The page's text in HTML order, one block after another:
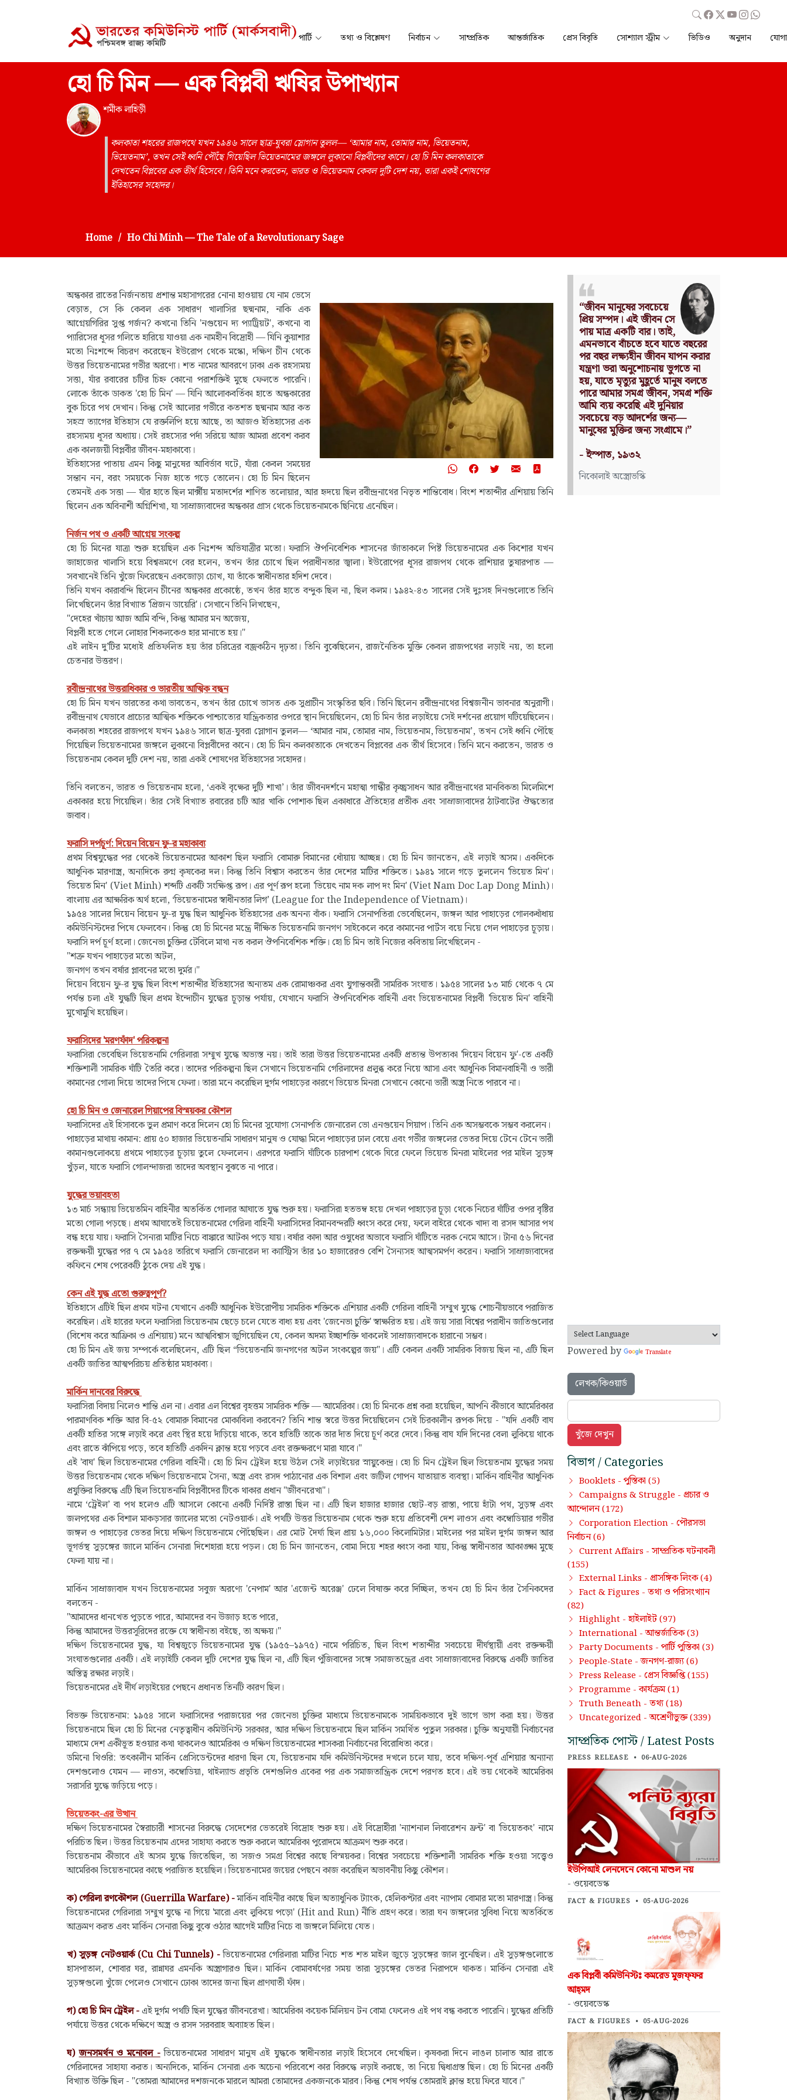
পার্টি তথ্য ও বিশ্লেষণ নির্বাচন সাম্প্রতিক আন্তর্জাতিক প্রেস বিবৃতি সোশ্যাল স্ট্রীম ভিডিও অনুদান
হো চি মিন — এক বিপ্লবী ঋষির উপাখ্যান
শমীক লাহিড়ী
কলকাতা শহরের রাজপথে যখন ১৯৪৬ সালে ছাত্র-যুবরা স্লোগান তুলল— ‘আমার নাম, তোমার নাম, ভিয়েতনাম,
ভিয়েতনাম’, তখন সেই ধ্বনি পৌঁছে গিয়েছিল ভিয়েতনামের জঙ্গলে লুকানো বিপ্লবীদের কানে। হো চি মিন কলকাতাকে
দেখতেন বিপ্লবের এক তীর্থ হিসেবে। তিনি মনে করতেন, ভারত ও ভিয়েতনাম কেবল দুটি দেশ নয়, তারা একই শোষণের
ইতিহাসের সহোদর।
Home Ho Chi Minh — The Tale of a Revolutionary Sage
অন্ধকার রাতের নির্জনতায় প্রশান্ত মহাসাগরের নোনা হাওয়ায় যে নাম ভেসে
বেড়াত, সে কি কেবল এক সাধারণ খালাসির ছদ্মনাম, নাকি এক
আগ্নেয়গিরির সুপ্ত গর্জন? কখনো তিনি 'নগুয়েন দ্য প্যাট্রিয়ট', কখনো বা
প্যারিসের ধূসর গলিতে হারিয়ে যাওয়া এক নামহীন বিদ্রোহী — যিনি কুয়াশার
মতো নিঃশব্দে বিচরণ করেছেন ইউরোপ থেকে মস্কো, দক্ষিণ চীন থেকে
উত্তর ভিয়েতনামের গভীর অরণ্যে। শত নামের আবরণে ঢাকা এক রহস্যময়
সত্তা, যাঁর রবারের চটির চিহ্ন কোনো পরাশক্তিই মুছে ফেলতে পারেনি।
লোকে তাঁকে ডাকত 'হো চি মিন' — যিনি আলোকবর্তিকা হাতে অন্ধকারের
বুক চিরে পথ দেখান। কিন্তু সেই আলোর গভীরে কতশত ছদ্মনাম আর কত
সহস্র ত্যাগের ইতিহাস যে রক্তলিপি হয়ে আছে, তা আজও ইতিহাসের এক
রহস্যময় ধূসর অধ্যায়। সেই রহস্যের পর্দা সরিয়ে আজ আমরা প্রবেশ করব
এক কালজয়ী বিপ্লবীর জীবন-মহাকাব্যে।
ইতিহাসের পাতায় এমন কিছু মানুষের আবির্ভাব ঘটে, যাঁরা কেবল সময়ের
সন্তান নন, বরং সময়কে নিজ হাতে গড়ে তোলেন। হো চি মিন ছিলেন
তেমনই এক সত্তা — যাঁর হাতে ছিল মার্ক্সীয় মতাদর্শের শাণিত তলোয়ার, আর হৃদয়ে ছিল রবীন্দ্রনাথের নিভৃত শান্তিবোধ। বিংশ শতাব্দীর এশিয়ায় তিনি
ছিলেন এক অবিনাশী অগ্নিশিখা, যা সাম্রাজ্যবাদের অন্ধকার গ্রাস থেকে ভিয়েতনামকে ছিনিয়ে এনেছিল।
নির্জন পথ ও একটি আগ্নেয় সংকল্প
হো চি মিনের যাত্রা শুরু হয়েছিল এক নিঃশব্দ অভিযাত্রীর মতো। ফরাসি ঔপনিবেশিক শাসনের জাঁতাকলে পিষ্ট ভিয়েতনামের এক কিশোর যখন
জাহাজের খালাসি হয়ে বিশ্বভ্রমণে বের হলেন, তখন তাঁর চোখে ছিল পরাধীনতার জ্বালা। ইউরোপের ধূসর রাজপথ থেকে রাশিয়ার তুষারপাত —
সবখানেই তিনি খুঁজে ফিরেছেন একজোড়া চোখ, যা তাঁকে স্বাধীনতার হদিশ দেবে।
তিনি যখন কারাবন্দি ছিলেন চীনের অন্ধকার প্রকোষ্ঠে, তখন তাঁর হাতে বন্দুক ছিল না, ছিল কলম। ১৯৪২-৪৩ সালের সেই দুঃসহ দিনগুলোতে তিনি
লিখেছিলেন তাঁর বিখ্যাত 'প্রিজন ডায়েরি'। সেখানে তিনি লিখছেন,
"দেহের খাঁচায় আজ আমি বন্দি, কিন্তু আমার মন অজেয়,
বিপ্লবী হতে গেলে লোহার শিকলকেও হার মানাতে হয়।"
এই লাইন দু’টির মধ্যেই প্রতিফলিত হয় তাঁর চরিত্রের বজ্রকঠিন দৃঢ়তা। তিনি বুঝেছিলেন, রাজনৈতিক মুক্তি কেবল রাজপথের লড়াই নয়, তা হলো
চেতনার উত্তরণ।
রবীন্দ্রনাথের উত্তরাধিকার ও ভারতীয় আত্মিক বন্ধন
হো চি মিন যখন ভারতের কথা ভাবতেন, তখন তাঁর চোখে ভাসত এক সুপ্রাচীন সংস্কৃতির ছবি। তিনি ছিলেন রবীন্দ্রনাথের বিশ্বজনীন ভাবনার অনুরাগী।
রবীন্দ্রনাথ যেভাবে প্রাচ্যের আত্মিক শক্তিকে পাশ্চাত্যের যান্ত্রিকতার ওপরে স্থান দিয়েছিলেন, হো চি মিন তাঁর লড়াইয়ে সেই দর্শনের প্রয়োগ ঘটিয়েছিলেন।
কলকাতা শহরের রাজপথে যখন ১৯৪৬ সালে ছাত্র-যুবরা স্লোগান তুলল— ‘আমার নাম, তোমার নাম, ভিয়েতনাম, ভিয়েতনাম’, তখন সেই ধ্বনি পৌঁছে
গিয়েছিল ভিয়েতনামের জঙ্গলে লুকানো বিপ্লবীদের কানে। হো চি মিন কলকাতাকে দেখতেন বিপ্লবের এক তীর্থ হিসেবে। তিনি মনে করতেন, ভারত ও
ভিয়েতনাম কেবল দুটি দেশ নয়, তারা একই শোষণের ইতিহাসের সহোদর।
তিনি বলতেন, ভারত ও ভিয়েতনাম হলো, ‘একই বৃক্ষের দুটি শাখা’। তাঁর জীবনদর্শনে মহাত্মা গান্ধীর কৃচ্ছ্রসাধন আর রবীন্দ্রনাথের মানবিকতা মিলেমিশে
একাকার হয়ে গিয়েছিল। তাঁর সেই বিখ্যাত রবারের চটি আর খাকি পোশাক ছিল একাধারে ঐতিহ্যের প্রতীক এবং সাম্রাজ্যবাদের ঠাটবাটের ঔদ্ধত্যের
জবাব।
ফরাসি দর্পচূর্ণ: দিয়েন বিয়েন ফু-র মহাকাব্য
প্রথম বিশ্বযুদ্ধের পর থেকেই ভিয়েতনামের আকাশ ছিল ফরাসি বোমারু বিমানের ধোঁয়ায় আচ্ছন্ন। হো চি মিন জানতেন, এই লড়াই অসম। একদিকে
আধুনিক মারণাস্ত্র, অন্যদিকে রুগ্ন কৃষকের দল। কিন্তু তিনি বিশ্বাস করতেন তাঁর দেশের মাটির শক্তিতে। ১৯৪১ সালে গড়ে তুললেন 'ভিয়েত মিন'।
'ভিয়েত মিন' (Viet Minh) শব্দটি একটি সংক্ষিপ্ত রূপ। এর পূর্ণ রূপ হলো 'ভিয়েৎ নাম দক লাপ দং মিন' (Viet Nam Doc Lap Dong Minh)।
বাংলায় এর আক্ষরিক অর্থ হলো, ‘ভিয়েতনামের স্বাধীনতার লিগ’ (League for the Independence of Vietnam)।
১৯৫৪ সালের দিয়েন বিয়েন ফু-র যুদ্ধ ছিল আধুনিক ইতিহাসের এক অনন্য বাঁক। ফরাসি সেনাপতিরা ভেবেছিলেন, জঙ্গল আর পাহাড়ের গোলকধাঁধায়
কমিউনিস্টদের পিষে ফেলবেন। কিন্তু হো চি মিনের মন্ত্রে দীক্ষিত ভিয়েতনামি জনগণ সাইকেলে করে কামানের পার্টস বয়ে নিয়ে গেল পাহাড়ের চূড়ায়।
ফরাসি দর্প চূর্ণ হলো। জেনেভা চুক্তির টেবিলে মাথা নত করল ঔপনিবেশিক শক্তি। হো চি মিন তাই নিজের কবিতায় লিখেছিলেন -
"শত্রু যখন পাহাড়ের মতো অটল,
জনগণ তখন বর্ষার প্লাবনের মতো দুর্মর।"
দিয়েন বিয়েন ফু-র যুদ্ধ ছিল বিংশ শতাব্দীর ইতিহাসের অন্যতম এক রোমাঞ্চকর এবং যুগান্তকারী সামরিক সংঘাত। ১৯৫৪ সালের ১৩ মার্চ থেকে ৭ মে
পর্যন্ত চলা এই যুদ্ধটি ছিল প্রথম ইন্দোচীন যুদ্ধের চূড়ান্ত পর্যায়, যেখানে ফরাসি ঔপনিবেশিক বাহিনী এবং ভিয়েতনামের বিপ্লবী 'ভিয়েত মিন' বাহিনী
মুখোমুখি হয়েছিল।
ফরাসিদের 'মরণফাঁদ' পরিকল্পনা
ফরাসিরা ভেবেছিল ভিয়েতনামি গেরিলারা সম্মুখ যুদ্ধে অভ্যস্ত নয়। তাই তারা উত্তর ভিয়েতনামের একটি প্রত্যন্ত উপত্যকা 'দিয়েন বিয়েন ফু'-তে একটি
শক্তিশালী সামরিক ঘাঁটি তৈরি করে। তাদের পরিকল্পনা ছিল সেখানে ভিয়েতনামি গেরিলাদের প্রলুব্ধ করে নিয়ে আসা এবং আধুনিক বিমানবাহিনী ও ভারী
কামানের গোলা দিয়ে তাদের পিষে ফেলা। তারা মনে করেছিল দুর্গম পাহাড়ের কারণে ভিয়েত মিনরা সেখানে কোনো ভারী অস্ত্র নিতে পারবে না।
হো চি মিন ও জেনারেল গিয়াপের বিস্ময়কর কৌশল
ফরাসিদের এই হিসাবকে ভুল প্রমাণ করে দিলেন হো চি মিনের সুযোগ্য সেনাপতি জেনারেল ভো এনগুয়েন গিয়াপ। তিনি এক অসম্ভবকে সম্ভব করলেন।
পাহাড়ের মাথায় কামান: প্রায় ৫০ হাজার ভিয়েতনামি সাধারণ মানুষ ও যোদ্ধা মিলে পাহাড়ের ঢাল বেয়ে এবং গভীর জঙ্গলের ভেতর দিয়ে টেনে টেনে ভারী
কামানগুলোকয়ে প্রথমে পাহাড়ের চূড়ায় তুলে ফেললেন। এরপরে ফরাসি ঘাঁটিকে চারপাশ থেকে ঘিরে ফেলে ভিয়েত মিনরা মাইলের পর মাইল সুড়ঙ্গ
খুঁড়ল, যাতে ফরাসি গোলন্দাজরা তাদের অবস্থান বুঝতে না পারে।
যুদ্ধের ভয়াবহতা
১৩ মার্চ সন্ধ্যায় ভিয়েতমিন বাহিনীর অতর্কিত গোলার আঘাতে যুদ্ধ শুরু হয়। ফরাসিরা হতভম্ব হয়ে দেখল পাহাড়ের চূড়া থেকে নিচের ঘাঁটির ওপর বৃষ্টির
মতো গোলা পড়ছে। প্রথম আঘাতেই ভিয়েতনামের গেরিলা বাহিনী ফরাসিদের বিমানবন্দরটি ধ্বংস করে দেয়, ফলে বাইরে থেকে খাদ্য বা রসদ আসার পথ
বন্ধ হয়ে যায়। ফরাসি সৈন্যরা মাটির নিচে বাঙ্কারে আটকা পড়ে যায়। বর্ষার কাদা আর ওষুধের অভাবে ফরাসি ঘাঁটিতে নরক নেমে আসে। টানা ৫৬ দিনের
রক্তক্ষয়ী যুদ্ধের পর ৭ মে ১৯৫৪ তারিখে ফরাসি জেনারেল দ্য ক্যাস্ট্রিস তাঁর ১০ হাজারেরও বেশি সৈন্যসহ আত্মসমর্পণ করেন। ফরাসি সাম্রাজ্যবাদের
কফিনে শেষ পেরেকটি ঠুকে দেয় এই যুদ্ধ।
কেন এই যুদ্ধ এতো গুরুত্বপূর্ণ?
ইতিহাসে এটিই ছিল প্রথম ঘটনা যেখানে একটি আধুনিক ইউরোপীয় সামরিক শক্তিকে এশিয়ার একটি গেরিলা বাহিনী সম্মুখ যুদ্ধে শোচনীয়ভাবে পরাজিত
করেছিল। এই হারের ফলে ফরাসিরা ভিয়েতনাম ছেড়ে চলে যেতে বাধ্য হয় এবং 'জেনেভা চুক্তি' স্বাক্ষরিত হয়। এই জয় সারা বিশ্বের পরাধীন জাতিগুলোর
(বিশেষ করে আফ্রিকা ও এশিয়ায়) মনে আত্মবিশ্বাস জুগিয়েছিল যে, কেবল অদম্য ইচ্ছাশক্তি থাকলেই সাম্রাজ্যবাদকে হারানো সম্ভব।
হো চি মিন এই জয় সম্পর্কে বলেছিলেন, এটি ছিল “ভিয়েতনামি জনগণের অটল সংকল্পের জয়"। এটি কেবল একটি সামরিক বিজয় ছিল না, এটি ছিল
একটি জাতির আত্মপরিচয় প্রতিষ্ঠার মহাকাব্য।
মার্কিন দানবের বিরুদ্ধে
ফরাসিরা বিদায় নিলেও শান্তি এল না। এবার এল বিশ্বের বৃহত্তম সামরিক শক্তি — আমেরিকা। হো চি মিনকে প্রশ্ন করা হয়েছিল, আপনি কীভাবে আমেরিকার
পারমাণবিক শক্তি আর বি-৫২ বোমারু বিমানের মোকাবিলা করবেন? তিনি শান্ত স্বরে উত্তর দিয়েছিলেন সেই চিরকালীন রূপক দিয়ে - "যদি একটি বাঘ
একটি হাতির সঙ্গে লড়াই করে এবং স্থির হয়ে দাঁড়িয়ে থাকে, তবে হাতিটি তাকে তার দাঁত দিয়ে চূর্ণ করে দেবে। কিন্তু বাঘ যদি দিনের বেলা লুকিয়ে থাকে
এবং রাতে ঝাঁপিয়ে পড়ে, তবে হাতিটি একদিন ক্লান্ত হয়ে পড়বে এবং রক্তক্ষরণে মারা যাবে।"
এই 'বাঘ' ছিল ভিয়েতনামের গেরিলা বাহিনী। হো চি মিন ট্রেইল হয়ে উঠল সেই লড়াইয়ের স্নায়ুকেন্দ্র। হো চি মিন ট্রেইল ছিল ভিয়েতনাম যুদ্ধের সময়
উত্তর ভিয়েতনাম থেকে দক্ষিণ ভিয়েতনামে সৈন্য, অস্ত্র এবং রসদ পাঠানোর এক বিশাল এবং জটিল গোপন যাতায়াত ব্যবস্থা। মার্কিন বাহিনীর আধুনিক
প্রযুক্তির বিরুদ্ধে এটি ছিল ভিয়েতনামি বিপ্লবীদের টিকে থাকার প্রধান "জীবনরেখা"।
নামে ‘ট্রেইল’ বা পথ হলেও এটি আসলে কোনো একটি নির্দিষ্ট রাস্তা ছিল না। এটি ছিল হাজার হাজার ছোট-বড় রাস্তা, পায়ে হাঁটা পথ, সুড়ঙ্গ এবং
জলপথের এক বিশাল মাকড়সার জালের মতো নেটওয়ার্ক। এই পথটি উত্তর ভিয়েতনাম থেকে শুরু হয়ে প্রতিবেশী দেশ লাওস এবং কম্বোডিয়ার গভীর
জঙ্গল ও পাহাড়ের ভেতর দিয়ে দক্ষিণ ভিয়েতনামে পৌঁছেছিল। এর মোট দৈর্ঘ্য ছিল প্রায় ১৬,০০০ কিলোমিটার। মাইলের পর মাইল দুর্গম জঙ্গল আর
ভূগর্ভস্থ সুড়ঙ্গের জালে মার্কিন সেনারা দিশেহারা হয়ে পড়ল। হো চি মিন জানতেন, বোমা দিয়ে শহর ধ্বংস করা যায়, কিন্তু স্বাধীনতার আকাঙ্ক্ষা মুছে
ফেলা যায় না।
মার্কিন সাম্রাজ্যবাদ যখন ভিয়েতনামের সবুজ অরণ্যে 'নেপাম' আর 'এজেন্ট অরেঞ্জ' ঢেলে বিষাক্ত করে দিচ্ছিল, তখন হো চি মিন তাঁর সৈনিকদের
বলতেন -
"আমাদের ধানখেত পুড়তে পারে, আমাদের বন উজাড় হতে পারে,
কিন্তু আমাদের উত্তরসূরিদের রক্তে যে স্বাধীনতা বইছে, তা অক্ষয়।"
দক্ষিণ ভিয়েতনামের যুদ্ধ, যা বিশ্বজুড়ে ভিয়েতনামের যুদ্ধ (১৯৫৫–১৯৭৫) নামে পরিচিত, ছিল বিংশ শতাব্দীর সবচেয়ে দীর্ঘস্থায়ী এবং রক্তক্ষয়ী
সংঘাতগুলোর একটি। এই লড়াইটি কেবল দুটি দেশের যুদ্ধ ছিল না, এটি ছিল পুঁজিবাদের সঙ্গে সমাজতন্ত্রের এবং সাম্রাজ্যবাদের বিরুদ্ধে একটি জাতির
অস্তিত্ব রক্ষার লড়াই।
ভিয়েতনামের এই দীর্ঘ লড়াইয়ের পেছনে প্রধানত তিনটি কারণ ছিল।
বিভক্ত ভিয়েতনাম: ১৯৫৪ সালে ফরাসিদের পরাজয়ের পর জেনেভা চুক্তির মাধ্যমে ভিয়েতনামকে সাময়িকভাবে দুই ভাগে ভাগ করা হয়। উত্তর
ভিয়েতনামে ছিল হো চি মিনের নেতৃত্বাধীন কমিউনিস্ট সরকার, আর দক্ষিণ ভিয়েতনামে ছিল মার্কিন সমর্থিত পুতুল সরকার। চুক্তি অনুযায়ী নির্বাচনের
মাধ্যমে দেশ একীভূত হওয়ার কথা থাকলেও আমেরিকা ও দক্ষিণ ভিয়েতনামের শাসকরা নির্বাচনের বিরোধিতা করে।
ডমিনো থিওরি: তৎকালীন মার্কিন প্রেসিডেন্টদের ধারণা ছিল যে, ভিয়েতনাম যদি কমিউনিস্টদের দখলে চলে যায়, তবে দক্ষিণ-পূর্ব এশিয়ার অন্যান্য
দেশগুলোও যেমন — লাওস, কম্বোডিয়া, থাইল্যান্ড প্রভৃতি দেশগুলিও একের পর এক সমাজতান্ত্রিক দেশে পরণত হবে। এই ভয় থেকেই আমেরিকা
সরাসরি যুদ্ধে জড়িয়ে পড়ে।
ভিয়েতকং-এর উত্থান
দক্ষিণ ভিয়েতনামের স্বৈরাচারী শাসনের বিরুদ্ধে সেদেশের ভেতরেই বিদ্রোহ শুরু হয়। এই বিদ্রোহীরা 'ন্যাশনাল লিবারেশন ফ্রন্ট' বা 'ভিয়েতকং' নামে
পরিচিত ছিল। উত্তর ভিয়েতনাম এদের সাহায্য করতে শুরু করলে আমেরিকা পুরোদমে আক্রমণ শুরু করে।
ভিয়েতনাম কীভাবে এই অসম যুদ্ধে জিতেছিল, তা সজও সমগ্র বিশ্বের কাছে বিস্ময়কর। বিশ্বের সবচেয়ে শক্তিশালী সামরিক শক্তি হওয়া সত্ত্বেও
আমেরিকা ভিয়েতনামের কাছে পরাজিত হয়েছিল। ভিয়েতনামের জয়ের পেছনে কাজ করেছিল অভাবনীয় কিছু কৌশল।
ক)গেরিলা রণকৌশল (Guerrilla Warfare) -মার্কিন বাহিনীর কাছে ছিল অত্যাধুনিক ট্যাংক, হেলিকপ্টার এবং ন্যাপাম বোমার মতো মারণাস্ত্র। কিন্তু
ভিয়েতনামের গেরিলারা সম্মুখ যুদ্ধে না গিয়ে 'মারো এবং লুকিয়ে পড়ো' (Hit and Run) নীতি গ্রহণ করে। তারা ঘন জঙ্গলের সুবিধা নিয়ে অতর্কিতে
আক্রমণ করত এবং মার্কিন সেনারা কিছু বুঝে ওঠার আগেই মাটির নিচে বা জঙ্গলে মিলিয়ে যেত।
খ) সুড়ঙ্গ নেটওয়ার্ক (Cu Chi Tunnels) -ভিয়েতনামের গেরিলারা মাটির নিচে শত শত মাইল জুড়ে সুড়ঙ্গের জাল বুনেছিল। এই সুড়ঙ্গগুলোতে
হাসপাতাল, শোবার ঘর, রান্নাঘর এমনকি অস্ত্রাগারও ছিল। মার্কিন বোমাবর্ষণের সময় তারা সুড়ঙ্গের ভেতর নিরাপদে থাকত। মার্কিন সেনারা এই
সুড়ঙ্গগুলো খুঁজে পেলেও সেখানে ঢোকা তাদের জন্য ছিল প্রাণঘাতী ফাঁদ।
গ)হো চি মিন ট্রেইল -এই দুর্গম পথটি ছিল যুদ্ধের জীবনরেখা। আমেরিকা কয়েক মিলিয়ন টন বোমা ফেলেও এই পথ বন্ধ করতে পারেনি। যুদ্ধের প্রতিটি
পর্যায়ে উত্তর থেকে দক্ষিণে অস্ত্র ও রসদ সরবরাহ অব্যাহত ছিল।
ঘ) জনসমর্থন ও মনোবল - ভিয়েতনামের সাধারণ মানুষ এই যুদ্ধকে স্বাধীনতার লড়াই হিসেবে দেখেছিল। কৃষকরা দিনে লাঙল চালাত আর রাতে
গেরিলাদের সাহায্য করত। অন্যদিকে, মার্কিন সেনারা এক অচেনা পরিবেশে কার বিরুদ্ধে লড়াই করছে, তা নিয়ে দ্বিধাগ্রস্ত ছিল। হো চি মিনের একটি
বিখ্যাত উক্তি ছিল - "তোমরা আমাদের দশজনকে মারলে আমরা তোমাদের একজনকে মারব। কিন্তু শেষ পর্যন্ত তোমরাই ক্লান্ত হয়ে ফিরে যাবে।"
Nothing can have value
without being an object of
utility.
Source: Das Kapital
(Volume I, Chapter 1)
কার্ল মার্কস
Powered by Translate
লেখক/কিওয়ার্ড
বিভাগ / Categories
Booklets - পুস্তিকা (5)
Campaigns & Struggle - প্রচার ও
আন্দোলন(172)
Corporation Election - পৌরসভা
নির্বাচন(6)
Current Affairs - সাম্প্রতিক ঘটনাবলী
(155)
External Links - প্রাসঙ্গিক লিংক(4)
Fact & Figures - তথ্য ও পরিসংখ্যান
(82)
Highlight -হাইলাইট(97)
International -আন্তর্জাতিক(3)
Party Documents - পার্টি পুস্তিকা (3)
People-State -জনগণ-রাজ্য(6)
Press Release - প্রেস বিজ্ঞপ্তি(155)
Programme -কার্যক্রম(1)
Truth Beneath - তথ্য(18)
Uncategorized -অশ্রেণীভুক্ত(339)
সাম্প্রতিক পোস্ট / Latest Posts
PRESS RELEASE • 06-AUG-2026
ইউপিআই লেনদেনে কোনো মাশুল নয়
- ওয়েবডেস্ক
FACT & FIGURES • 05-AUG-2026
এক বিপ্লবী কমিউনিস্টঃ কমরেড মুজফ্‌ফর
আহ্‌মদ
- ওয়েবডেস্ক
FACT & FIGURES • 05-AUG-2026